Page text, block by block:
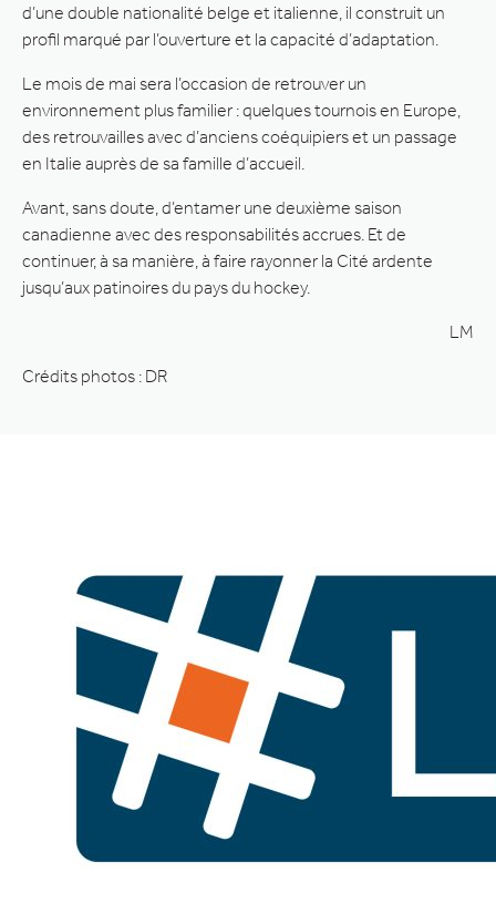
d’une double nationalité belge et italienne, il construit un
profil marqué par l’ouverture et la capacité d’adaptation.
Le mois de mai sera l’occasion de retrouver un
environnement plus familier : quelques tournois en Europe,
des retrouvailles avec d’anciens coéquipiers et un passage
en Italie auprès de sa famille d’accueil.
Avant, sans doute, d’entamer une deuxième saison
canadienne avec des responsabilités accrues. Et de
continuer, à sa manière, à faire rayonner la Cité ardente
jusqu’aux patinoires du pays du hockey.
LM
Crédits photos : DR